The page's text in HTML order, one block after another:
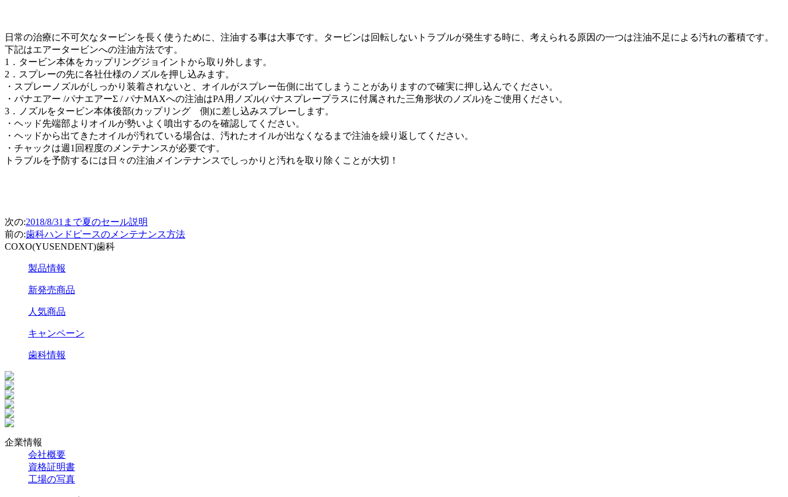
日常の治療に不可欠なタービンを長く使うために、注油する事は大事です。タービンは回転しないトラブルが発生する時に、考えられる原因の一つは注油不足による汚れの蓄積です。
下記はエアータービンへの注油方法です。
1．タービン本体をカップリングジョイントから取り外します。
2．スプレーの先に各社仕様のノズルを押し込みます。
・スプレーノズルがしっかり装着されないと、オイルがスプレー缶側に出てしまうことがありますので確実に押し込んでください。
・パナエアー /パナエアーΣ / パナMAXへの注油はPA用ノズル(パナスプレープラスに付属された三角形状のノズル)をご使用ください。
3．ノズルをタービン本体後部(カップリング゙側)に差し込みスプレーします。
・ヘッド先端部よりオイルが勢いよく噴出するのを確認してください。
・ヘッドから出てきたオイルが汚れている場合は、汚れたオイルが出なくなるまで注油を繰り返してください。
・チャックは週1回程度のメンテナンスが必要です。
トラブルを予防するには日々の注油メインテナンスでしっかりと汚れを取り除くことが大切！
次の:2018/8/31まで夏のセール説明
前の:歯科ハンドピースのメンテナンス方法
COXO(YUSENDENT)歯科
製品情報
新発売商品
人気商品
キャンペーン
歯科情報
企業情報
会社概要
資格証明書
工場の写真